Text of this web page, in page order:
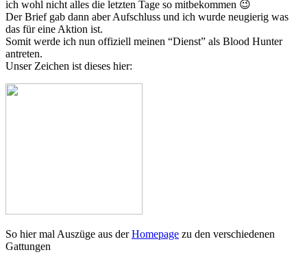
ich wohl nicht alles die letzten Tage so mitbekommen 😉
Der Brief gab dann aber Aufschluss und ich wurde neugierig was
das für eine Aktion ist.
Somit werde ich nun offiziell meinen “Dienst” als Blood Hunter
antreten.
Unser Zeichen ist dieses hier:
So hier mal Auszüge aus derHomepage zu den verschiedenen
Gattungen